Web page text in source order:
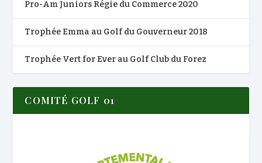
Pro-Am Juniors Régie du Commerce 2020
Trophée Emma au Golf du Gouverneur 2018
Trophée Vert for Ever au Golf Club du Forez
COMITÉ GOLF 01